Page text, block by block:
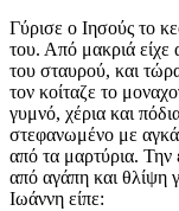
Γύρισε ο Ιησούς το
του. Από μακριά είχε
του σταυρού, και
τον κοίταζε το
γυμνό, χέρια και
στεφανωμένο με
από τα μαρτύρια. Την
από αγάπη και θλίψη
Ιωάννη είπε: